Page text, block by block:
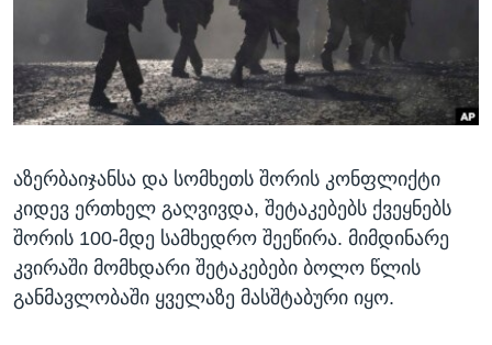
ᲡᲢᲣᲓᲘᲐ ᲕᲐᲨᲘᲜᲒᲢᲝᲜᲘ
ᲔᲙᲝᲜᲝᲛᲘᲙᲐ
ᲯᲐᲜᲛᲠᲗᲔᲚᲝᲑᲐ
ᲛᲔᲪᲜᲘᲔᲠᲔᲑᲐ
ᲙᲣᲚᲢᲣᲠᲐ
ᲒᲐᲚᲘᲚᲔᲝ
ᲓᲔᲖᲘᲜᲤᲝᲠᲛᲐᲪᲘᲐ
Learning English
ᲗᲕᲐᲚᲘ ᲒᲕᲐᲓᲔᲕᲜᲔᲗ
ენები
აზერბაიჯანსა და სომხეთს შორის კონფლიქტი
კიდევ ერთხელ გაღვივდა, შეტაკებებს ქვეყნებს
შორის 100-მდე სამხედრო შეეწირა. მიმდინარე
კვირაში მომხდარი შეტაკებები ბოლო წლის
განმავლობაში ყველაზე მასშტაბური იყო.